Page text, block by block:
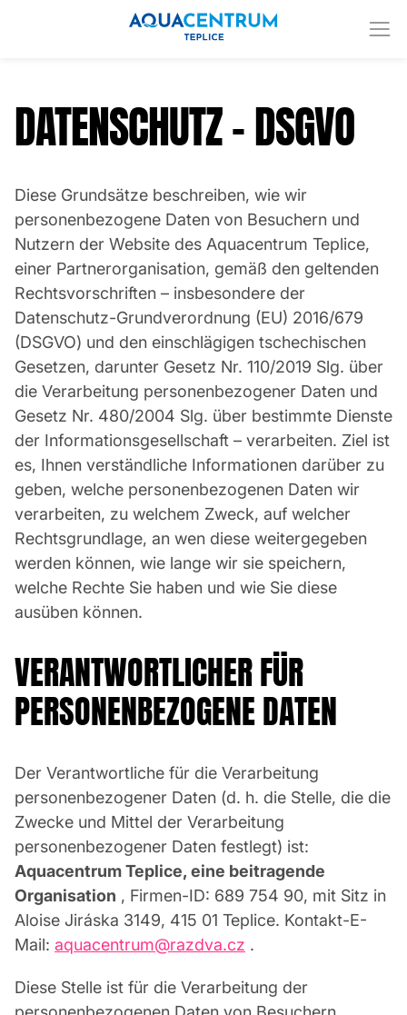
DATENSCHUTZ – DSGVO
Diese Grundsätze beschreiben, wie wir
personenbezogene Daten von Besuchern und
Nutzern der Website des Aquacentrum Teplice,
einer Partnerorganisation, gemäß den geltenden
Rechtsvorschriften – insbesondere der
Datenschutz-Grundverordnung (EU) 2016/679
(DSGVO) und den einschlägigen tschechischen
Gesetzen, darunter Gesetz Nr. 110/2019 Slg. über
die Verarbeitung personenbezogener Daten und
Gesetz Nr. 480/2004 Slg. über bestimmte Dienste
der Informationsgesellschaft – verarbeiten. Ziel ist
es, Ihnen verständliche Informationen darüber zu
geben, welche personenbezogenen Daten wir
verarbeiten, zu welchem Zweck, auf welcher
Rechtsgrundlage, an wen diese weitergegeben
werden können, wie lange wir sie speichern,
welche Rechte Sie haben und wie Sie diese
ausüben können.
VERANTWORTLICHER FÜR
PERSONENBEZOGENE DATEN
Der Verantwortliche für die Verarbeitung
personenbezogener Daten (d. h. die Stelle, die die
Zwecke und Mittel der Verarbeitung
personenbezogener Daten festlegt) ist:
Aquacentrum Teplice, eine beitragende
Organisation , Firmen-ID: 689 754 90, mit Sitz in
Aloise Jiráska 3149, 415 01 Teplice. Kontakt-E-
Mail: aquacentrum@razdva.cz .
Diese Stelle ist für die Verarbeitung der